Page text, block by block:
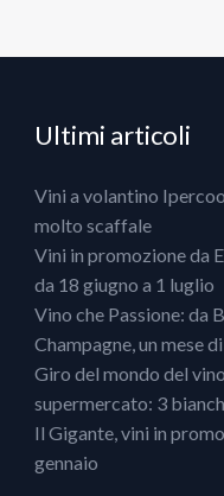
Ultimi articoli
Vini a volantino
molto scaffale
Vini in promozione da
da 18 giugno a 1 luglio
Vino che Passione: da
Champagne, un mese
Giro del mondo del
supermercato: 3
Il Gigante, vini in
gennaio